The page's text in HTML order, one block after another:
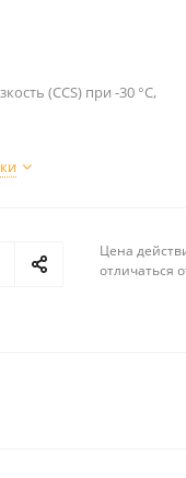
(CCS) при -30 °C,
Цена
отличаться